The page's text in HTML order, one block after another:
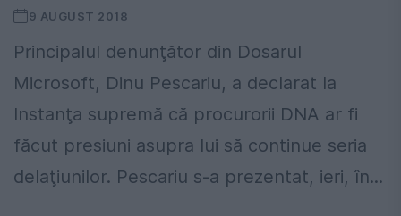
9 AUGUST 2018
Principalul denunţător din Dosarul
Microsoft, Dinu Pescariu, a declarat la
Instanţa supremă că procurorii DNA ar fi
făcut presiuni asupra lui să continue seria
delaţiunilor. Pescariu s-a prezentat, ieri, în...